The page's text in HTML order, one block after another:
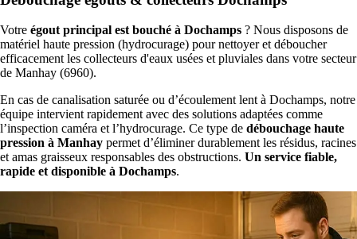
Votre égout principal est bouché à Dochamps ? Nous disposons de
matériel haute pression (hydrocurage) pour nettoyer et déboucher
efficacement les collecteurs d'eaux usées et pluviales dans votre secteur
de Manhay (6960).
En cas de canalisation saturée ou d’écoulement lent à Dochamps, notre
équipe intervient rapidement avec des solutions adaptées comme
l’inspection caméra et l’hydrocurage. Ce type de débouchage haute
pression à Manhay permet d’éliminer durablement les résidus, racines
et amas graisseux responsables des obstructions. Un service fiable,
rapide et disponible à Dochamps.